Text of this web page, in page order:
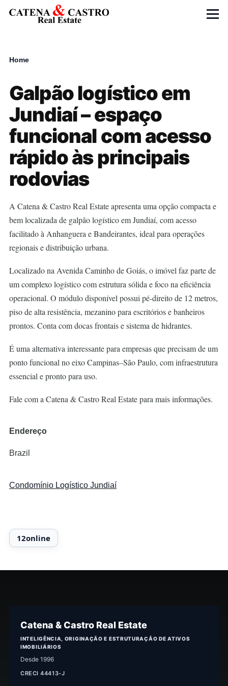
Skip to main content
Menu
Home
Galpão logístico em
Jundiaí – espaço
funcional com acesso
rápido às principais
rodovias
A Catena & Castro Real Estate apresenta uma opção compacta e
bem localizada de galpão logístico em Jundiaí, com acesso
facilitado à Anhanguera e Bandeirantes, ideal para operações
regionais e distribuição urbana.
Localizado na Avenida Caminho de Goiás, o imóvel faz parte de
um complexo logístico com estrutura sólida e foco na eficiência
operacional. O módulo disponível possui pé-direito de 12 metros,
piso de alta resistência, mezanino para escritórios e banheiros
prontos. Conta com docas frontais e sistema de hidrantes.
É uma alternativa interessante para empresas que precisam de um
ponto funcional no eixo Campinas–São Paulo, com infraestrutura
essencial e pronto para uso.
Fale com a Catena & Castro Real Estate para mais informações.
Endereço
Brazil
Condomínio Logístico Jundiaí
Catena & Castro Real Estate
INTELIGÊNCIA, ORIGINAÇÃO E ESTRUTURAÇÃO DE ATIVOS
IMOBILIÁRIOS
Desde 1996
CRECI 44413-J